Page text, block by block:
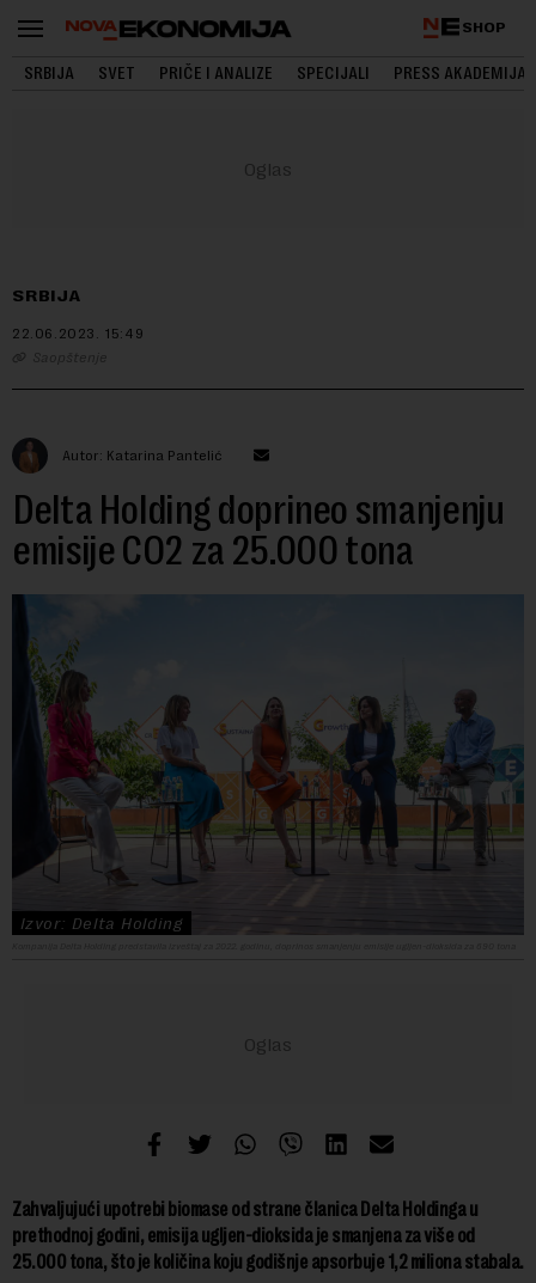
SHOP
SRBIJA SVET PRIČE I ANALIZE SPECIJALI PRESS AKADEMIJA
SRBIJA
22.06.2023. 15:49
Saopštenje
Autor: Katarina Pantelić
Delta Holding doprineo smanjenju
emisije CO2 za 25.000 tona
Izvor: Delta Holding
Zahvaljujući upotrebi biomase od strane članica Delta Holdinga u
prethodnoj godini, emisija ugljen-dioksida je smanjena za više od
25.000 tona, što je količina koju godišnje apsorbuje 1,2 miliona stabala.